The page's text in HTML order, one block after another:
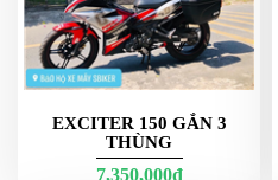
NÓN
BẢO
HIỂM
FULLFACE
BENEXCITER 150 GẮN 3
THÙNG
7,350,000đ